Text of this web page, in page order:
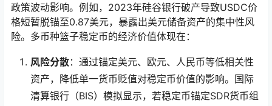
政策波动影响。例如，2023年硅谷银行破产导致USDC价
格短暂脱锚至0.87美元，暴露出美元储备资产的集中性风
险。多币种篮子稳定币的经济价值体现在：
风险分散：通过锚定美元、欧元、人民币等低相关性
资产，降低单一货币贬值对稳定币价值的影响。国际
清算银行（BIS）模拟显示，若稳定币锚定SDR货币组